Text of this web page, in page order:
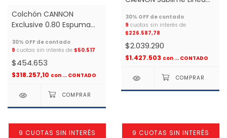
Colchón CANNON
Exclusive 0.80 Espuma
9 cuotas sin interés de $50.517
$454.653
$318.257,10 con ... CONTADO
2 plazas *
9 cuotas sin interés de
$226.587,78
$2.039.290
$1.427.503 con ... CONTADO
9 CUOTAS SIN INTERÉS 9 CUOTAS SIN INTERÉS